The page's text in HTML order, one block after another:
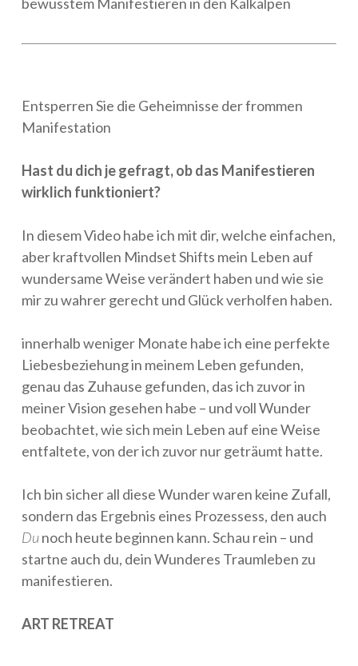
Entsperren Sie die Geheimnisse der frommen
Manifestation
Hast du dich je gefragt, ob das Manifestieren
wirklich funktioniert?
In diesem Video habe ich mit dir, welche einfachen,
aber kraftvollen Mindset Shifts mein Leben auf
wundersame Weise verändert haben und wie sie
mir zu wahrer gerecht und Glück verholfen haben.
innerhalb weniger Monate habe ich eine perfekte
Liebesbeziehung in meinem Leben gefunden,
genau das Zuhause gefunden, das ich zuvor in
meiner Vision gesehen habe – und voll Wunder
beobachtet, wie sich mein Leben auf eine Weise
entfaltete, von der ich zuvor nur geträumt hatte.
Ich bin sicher all diese Wunder waren keine Zufall,
sondern das Ergebnis eines Prozessess, den auch
Dunoch heute beginnen kann. Schau rein – und
startne auch du, dein Wunderes Traumleben zu
manifestieren.
ART RETREAT